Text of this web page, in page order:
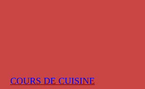
COURS DE CUISINE